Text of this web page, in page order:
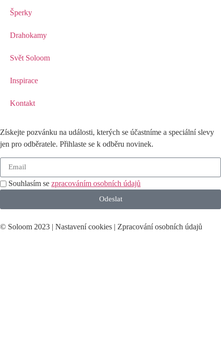
Šperky
Drahokamy
Svět Soloom
Inspirace
Kontakt
Získejte pozvánku na události, kterých se účastníme a speciální slevy
jen pro odběratele. Přihlaste se k odběru novinek.
Souhlasím se zpracováním osobních údajů
Odeslat
© Soloom 2023 | Nastavení cookies | Zpracování osobních údajů